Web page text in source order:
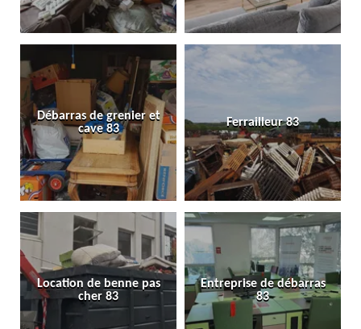
Débarras de grenier et
cave 83
Ferrailleur 83
Location de benne pas
cher 83
Entreprise de débarras
83